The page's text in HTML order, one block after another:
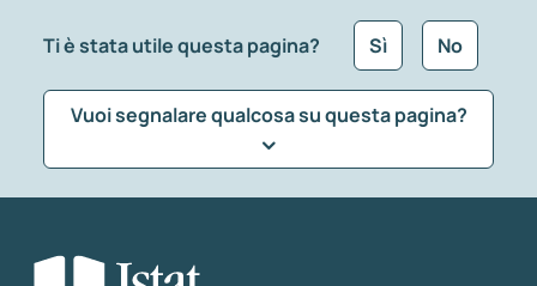
Ti è stata utile questa pagina? Sì No
Vuoi segnalare qualcosa su questa pagina?
Seleziona la tipologia della segnalazione